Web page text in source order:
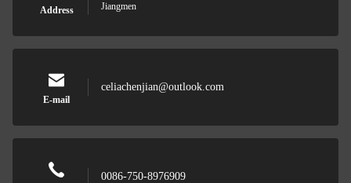
Address
Jiangmen
E-mail
celiachenjian@outlook.com
0086-750-8976909